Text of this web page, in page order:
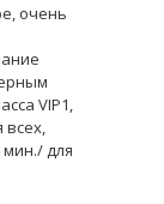
очень
VIP1,
всех,
для